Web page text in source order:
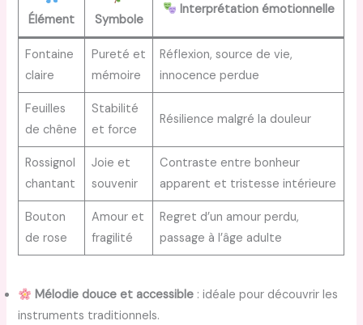
Élément Symbole
Interprétation émotionnelle
Fontaine
claire
Pureté et
mémoire
Réflexion, source de vie,
innocence perdue
Feuilles
de chêne
Stabilité
et force
Résilience malgré la douleur
Rossignol
chantant
Joie et
souvenir
Contraste entre bonheur
apparent et tristesse intérieure
Bouton
de rose
Amour et
fragilité
Regret d’un amour perdu,
passage à l’âge adulte
Mélodie douce et accessible : idéale pour découvrir les
instruments traditionnels.